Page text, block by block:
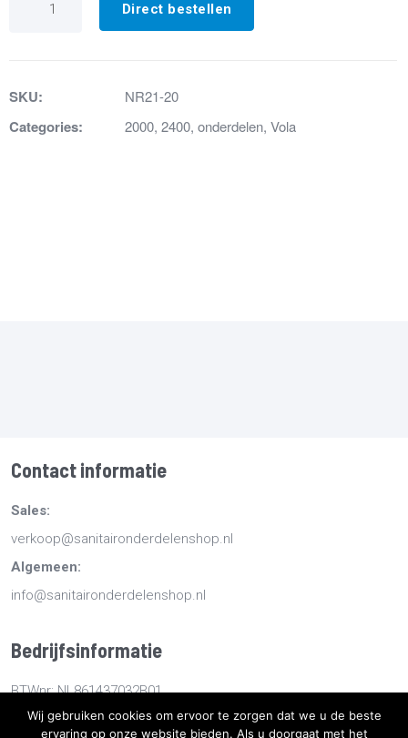
Bedieningsknop
Direct bestellen
SKU: NR21-20
Categories: 2000, 2400, onderdelen, Vola
Contact informatie
Sales:
verkoop@sanitaironderdelenshop.nl
Algemeen:
info@sanitaironderdelenshop.nl
Bedrijfsinformatie
BTWnr: NL861437032B01
KvKnr: 78527112
Wij gebruiken cookies om ervoor te zorgen dat we u de beste
ervaring op onze website bieden. Als u doorgaat met het